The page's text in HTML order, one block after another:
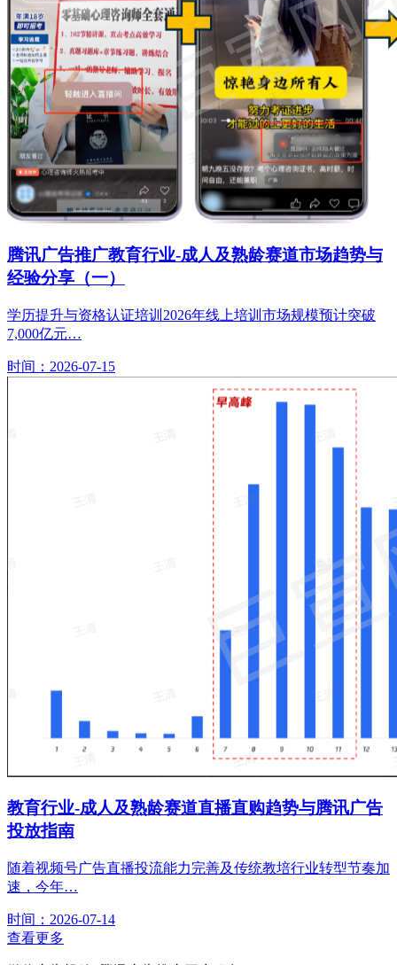
腾讯广告推广教育行业-成人及熟龄赛道市场趋势与
经验分享（一）
学历提升与资格认证培训2026年线上培训市场规模预计突破
7,000亿元…
时间：2026-07-15
教育行业-成人及熟龄赛道直播直购趋势与腾讯广告
投放指南
随着视频号广告直播投流能力完善及传统教培行业转型节奏加
速，今年…
时间：2026-07-14
查看更多